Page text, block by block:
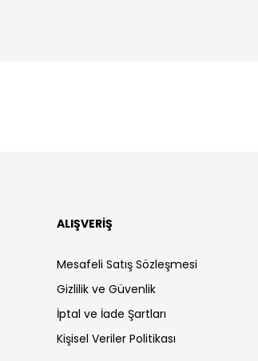
ALIŞVERİŞ
Mesafeli Satış Sözleşmesi
Gizlilik ve Güvenlik
İptal ve İade Şartları
Kişisel Veriler Politikası